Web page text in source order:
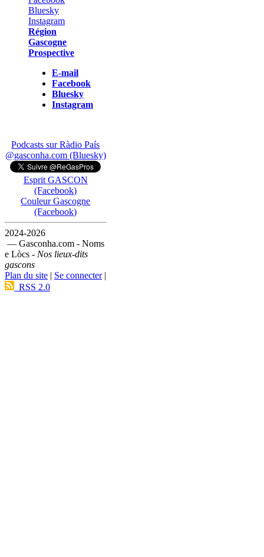
Région
Gascogne
Prospective
E-mail
Facebook
Bluesky
Instagram
Podcasts sur Ràdio País
@gasconha.com (Bluesky)
Esprit GASCON
(Facebook)
Couleur Gascogne
(Facebook)
2024-2026
— Gasconha.com - Noms
e Lòcs - Nos lieux-dits
gascons
Plan du site | Se connecter|
RSS 2.0